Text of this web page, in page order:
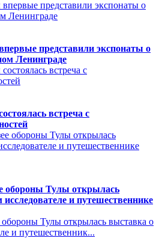
представили экспонаты о
Ленинграде
встреча с
обороны Тулы открылась
и путешественнике
Тулы открылась выставка о
и путешественник...